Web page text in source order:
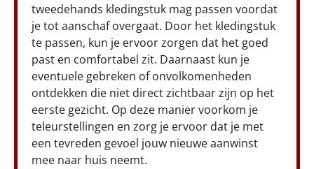
tweedehands kledingstuk mag passen voordat
je tot aanschaf overgaat. Door het kledingstuk
te passen, kun je ervoor zorgen dat het goed
past en comfortabel zit. Daarnaast kun je
eventuele gebreken of onvolkomenheden
ontdekken die niet direct zichtbaar zijn op het
eerste gezicht. Op deze manier voorkom je
teleurstellingen en zorg je ervoor dat je met
een tevreden gevoel jouw nieuwe aanwinst
mee naar huis neemt.